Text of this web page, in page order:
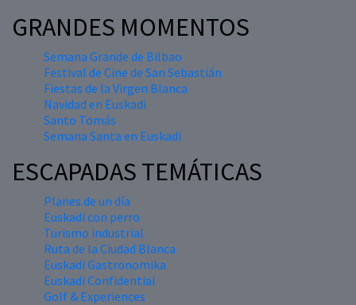
GRANDES MOMENTOS
Semana Grande de Bilbao
Festival de Cine de San Sebastián
Fiestas de la Virgen Blanca
Navidad en Euskadi
Santo Tomás
Semana Santa en Euskadi
ESCAPADAS TEMÁTICAS
Planes de un día
Euskadi con perro
Turismo industrial
Ruta de la Ciudad Blanca
Euskadi Gastronomika
Euskadi Confidential
Golf & Experiences